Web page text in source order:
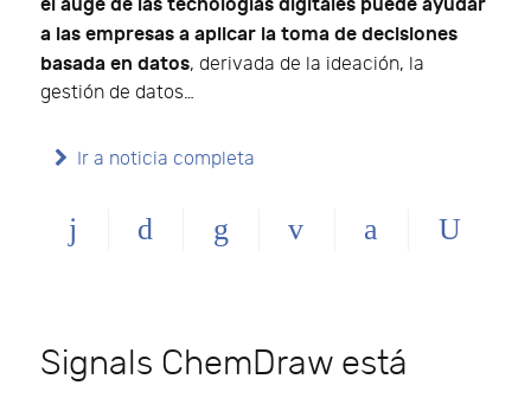
a las empresas a aplicar la toma de decisiones
basada en datos, derivada de la ideación, la
gestión de datos…
Ir a noticia completa
Signals ChemDraw está